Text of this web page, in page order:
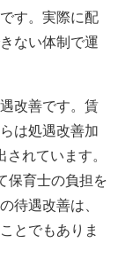
す。実際に配
ない体制で運
改善です。賃
は処遇改善加
れています。
保育士の負担を
待遇改善は、
とでもありま